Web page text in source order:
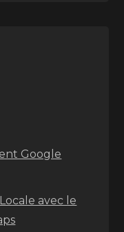
Google
avec le